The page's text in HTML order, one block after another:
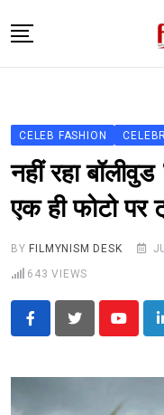
to
TELEVISION
BHOJPURI
NEWS ABTAK
STARRY SIDES
CELEB FASHION
नहीं रहा
एक ही फोटो पर
BY FILMYNISM DESK
643 VIEWS